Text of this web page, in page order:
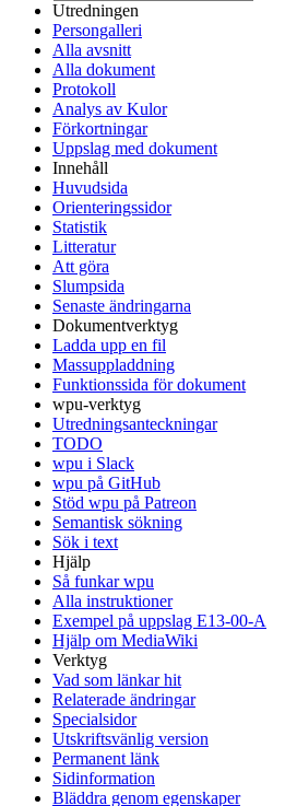
Utredningen
Persongalleri
Alla avsnitt
Alla dokument
Protokoll
Analys av Kulor
Förkortningar
Uppslag med dokument
Innehåll
Huvudsida
Orienteringssidor
Statistik
Litteratur
Att göra
Slumpsida
Senaste ändringarna
Dokumentverktyg
Ladda upp en fil
Massuppladdning
Funktionssida för dokument
wpu-verktyg
Utredningsanteckningar
TODO
wpu i Slack
wpu på GitHub
Stöd wpu på Patreon
Semantisk sökning
Sök i text
Hjälp
Så funkar wpu
Alla instruktioner
Exempel på uppslag E13-00-A
Hjälp om MediaWiki
Verktyg
Vad som länkar hit
Relaterade ändringar
Specialsidor
Utskriftsvänlig version
Permanent länk
Sidinformation
Bläddra genom egenskaper